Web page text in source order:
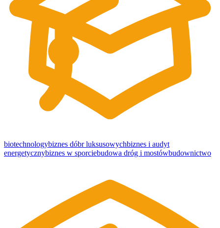
biotechnologybiznes dóbr luksusowychbiznes i audyt
energetycznybiznes w sporciebudowa dróg i mostówbudownictwo